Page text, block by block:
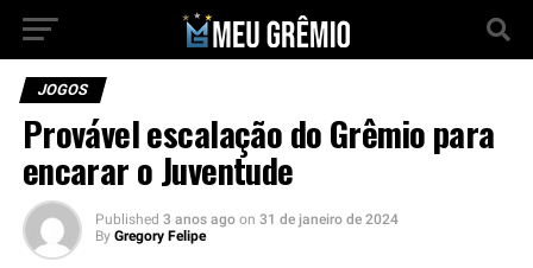
JOGOS
Provável escalação do Grêmio para
encarar o Juventude
Published 3 anos ago on 31 de janeiro de 2024
By Gregory Felipe